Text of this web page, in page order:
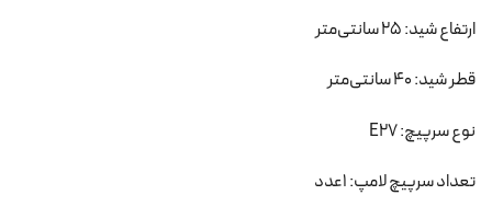
ارتفاع شید: 25 سانتی‌متر
قطر شید: 40 سانتی‌متر
نوع سرپیچ: E27
تعداد سرپیچ لامپ: 1عدد